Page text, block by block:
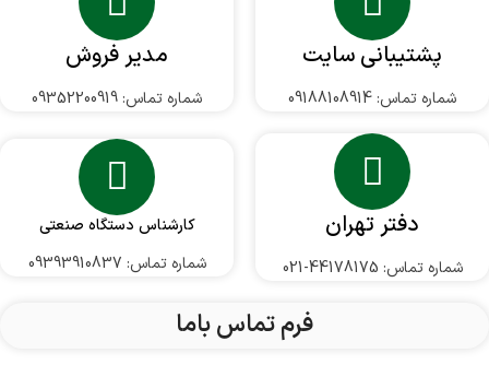
پشتیبانی سایت
شماره تماس: 09188108914
مدیر فروش
شماره تماس: 09352200919
دفتر تهران
شماره تماس: 44178175-021
کارشناس دستگاه صنعتی
شماره تماس: 09393910837
فرم تماس باما